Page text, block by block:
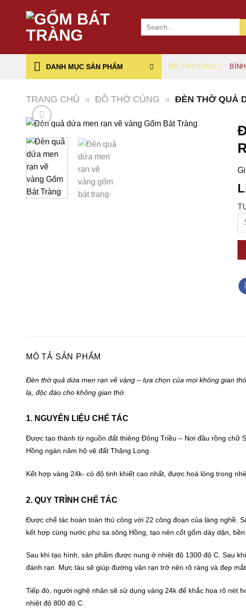
DANH MỤC SẢN PHẨM ĐỒ THỜ CÚNG
TRANG CHỦ » ĐỒ THỜ CÚNG » ĐÈN THỜ QUẢ
MÔ TẢ SẢN PHẨM
Đèn thờ quả dứa men rạn vẽ vàng – lựa chọn của mọi không gian
lạ, độc đáo cho không gian thờ.
1. NGUYÊN LIỆU CHẾ TÁC
Được tạo thành từ nguồn đất thiêng Đông Triều – Nơi đầu rồng chữ
Hồng ngàn năm hộ vệ đất Thăng Long.
Kết hợp vàng 24k- có độ tinh khiết cao nhất, được hoá lỏng trong
2. QUY TRÌNH CHẾ TÁC
Được chế tác hoàn toàn thủ công với 22 công đoạn của làng nghề.
kết hợp cùng nước phù sa sông Hồng, tạo nên cốt gốm dày dặn, bền
Sau khi tạo hình, sản phẩm được nung ở nhiệt độ 1300 độ C. Sau
đánh rạn. Mực tàu sẽ giúp đường vân rạn trở nên rõ ràng và đẹp
Tiếp đó, người nghệ nhân sẽ sử dụng vàng 24k để khắc họa rõ nét
nhiệt độ 800 độ C.